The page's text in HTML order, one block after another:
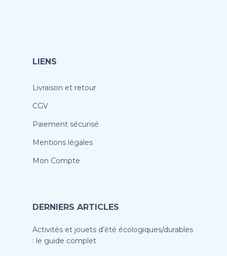
LIENS
Livraison et retour
CGV
Paiement sécurisé
Mentions légales
Mon Compte
DERNIERS ARTICLES
Activités et jouets d’été écologiques/durables
: le guide complet